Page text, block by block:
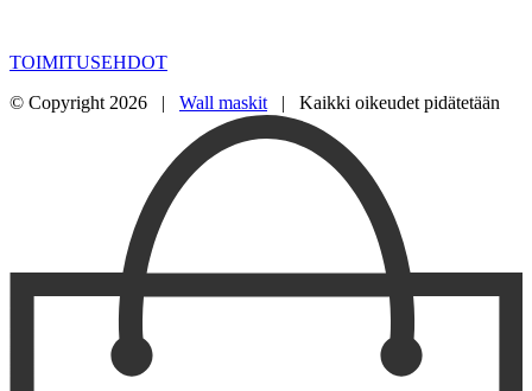
TOIMITUSEHDOT
© Copyright 2026 | Wall maskit | Kaikki oikeudet pidätetään